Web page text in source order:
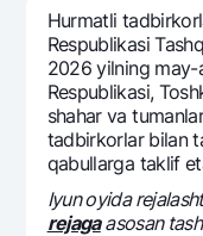
Yevro
Hamma uchun
Talab qilib
Oltin omonat
NBU’dan oltin
Kumush omonat
UzCard/HUMO
Visa
Visa Champion
Mastercard
Ish haqi
Garmin pay
Eskrou
Tariflar
Aksiyalar
Milliy mobil
Hurmatli
Rеspublikasi
2026 yilning may-
Rеspublikasi,
shahar va
tadbirkorlar bilan
qabullarga taklif
Iyun oyida
rеjagaasosan